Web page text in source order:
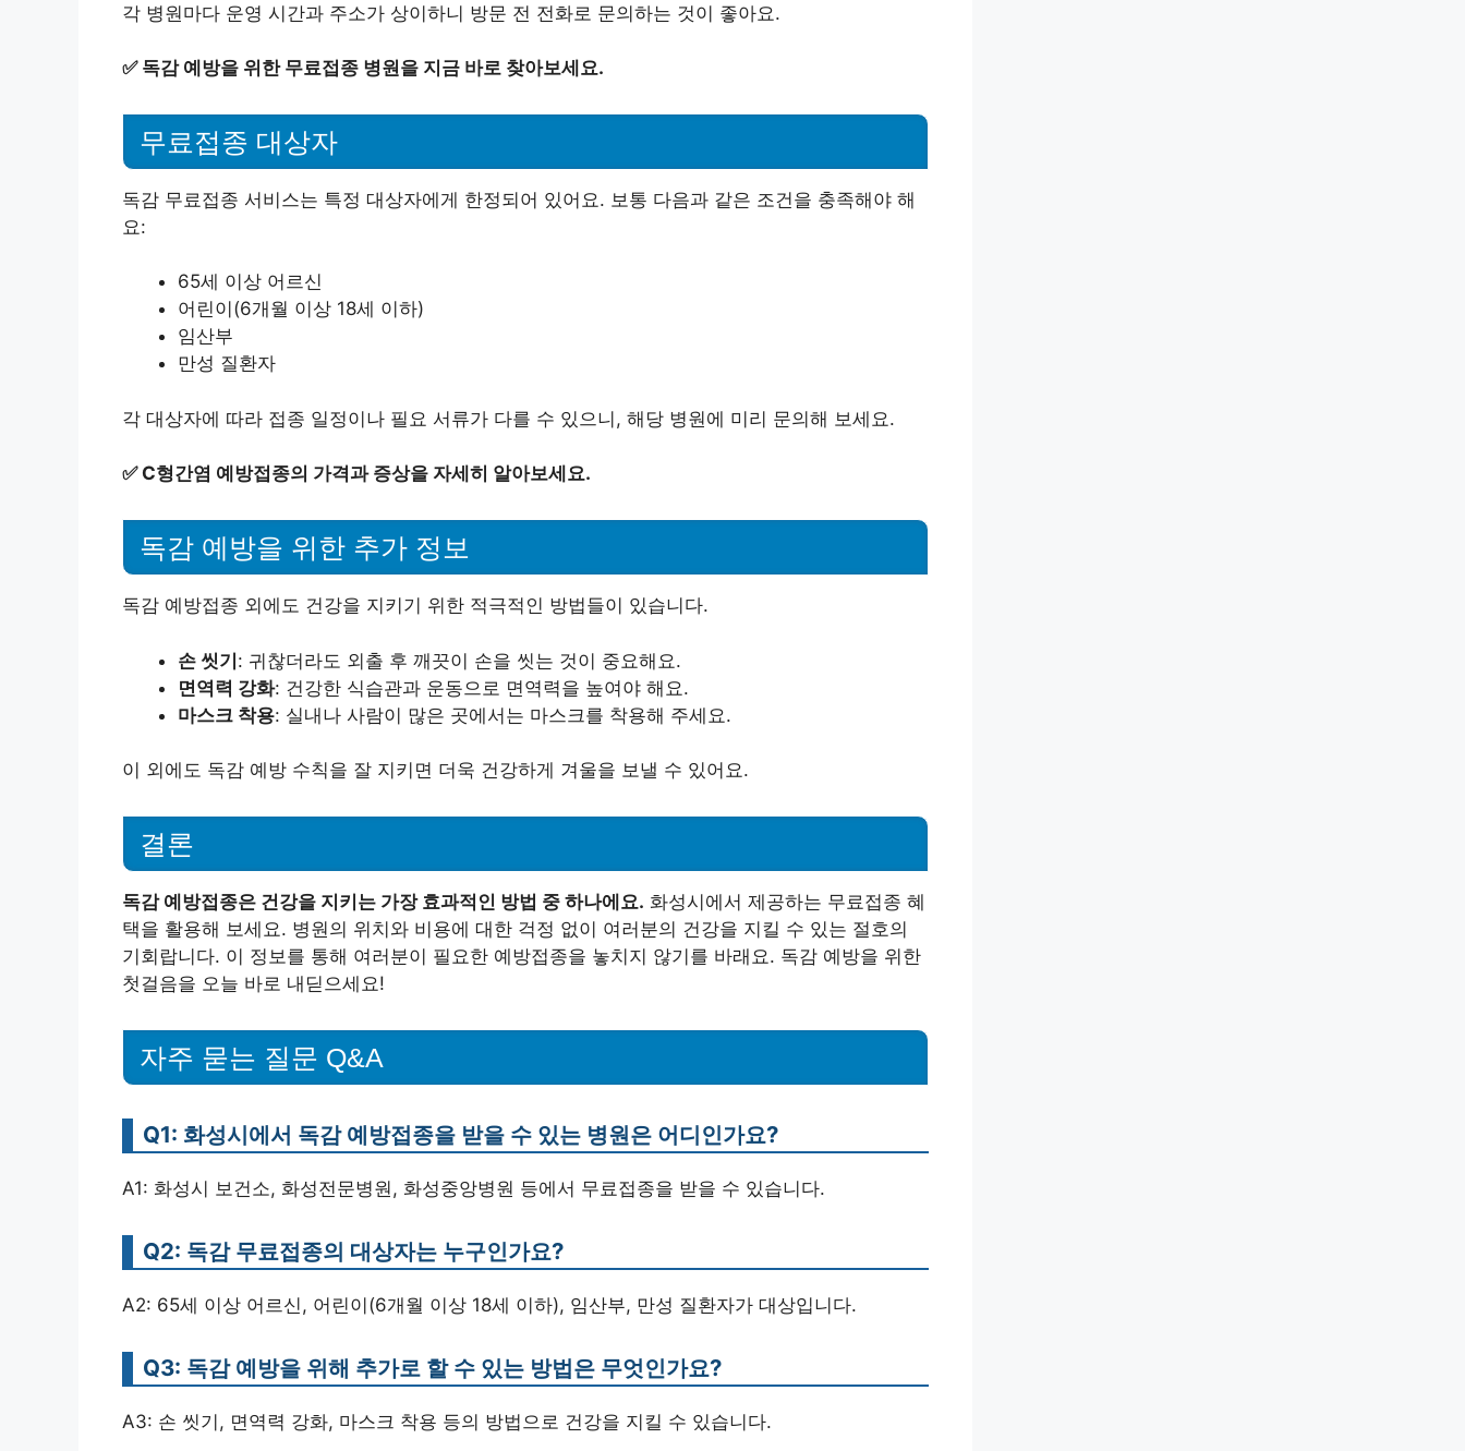
각 병원마다 운영 시간과 주소가 상이하니 방문 전 전화로 문의하는 것이 좋아요.
✅ 독감 예방을 위한 무료접종 병원을 지금 바로 찾아보세요.
무료접종 대상자
독감 무료접종 서비스는 특정 대상자에게 한정되어 있어요. 보통 다음과 같은 조건을 충족해야 해
요:
65세 이상 어르신
어린이(6개월 이상 18세 이하)
임산부
만성 질환자
각 대상자에 따라 접종 일정이나 필요 서류가 다를 수 있으니, 해당 병원에 미리 문의해 보세요.
✅ C형간염 예방접종의 가격과 증상을 자세히 알아보세요.
독감 예방을 위한 추가 정보
독감 예방접종 외에도 건강을 지키기 위한 적극적인 방법들이 있습니다.
손 씻기: 귀찮더라도 외출 후 깨끗이 손을 씻는 것이 중요해요.
면역력 강화: 건강한 식습관과 운동으로 면역력을 높여야 해요.
마스크 착용: 실내나 사람이 많은 곳에서는 마스크를 착용해 주세요.
이 외에도 독감 예방 수칙을 잘 지키면 더욱 건강하게 겨울을 보낼 수 있어요.
결론
독감 예방접종은 건강을 지키는 가장 효과적인 방법 중 하나에요. 화성시에서 제공하는 무료접종 혜
택을 활용해 보세요. 병원의 위치와 비용에 대한 걱정 없이 여러분의 건강을 지킬 수 있는 절호의
기회랍니다. 이 정보를 통해 여러분이 필요한 예방접종을 놓치지 않기를 바래요. 독감 예방을 위한
첫걸음을 오늘 바로 내딛으세요!
자주 묻는 질문 Q&A
Q1: 화성시에서 독감 예방접종을 받을 수 있는 병원은 어디인가요?
A1: 화성시 보건소, 화성전문병원, 화성중앙병원 등에서 무료접종을 받을 수 있습니다.
Q2: 독감 무료접종의 대상자는 누구인가요?
A2: 65세 이상 어르신, 어린이(6개월 이상 18세 이하), 임산부, 만성 질환자가 대상입니다.
Q3: 독감 예방을 위해 추가로 할 수 있는 방법은 무엇인가요?
A3: 손 씻기, 면역력 강화, 마스크 착용 등의 방법으로 건강을 지킬 수 있습니다.